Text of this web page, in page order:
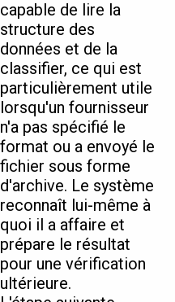
capable de lire la
structure des
données et de la
classifier, ce qui est
particulièrement utile
lorsqu'un fournisseur
n'a pas spécifié le
format ou a envoyé le
fichier sous forme
d'archive. Le système
reconnaît lui-même à
quoi il a affaire et
prépare le résultat
pour une vérification
ultérieure.